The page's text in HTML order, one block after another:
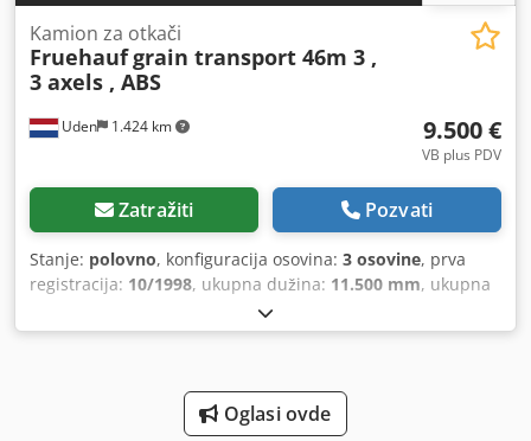
Uden 1.424 km
Kamion za otkači
Fruehaufgrain transport 46m 3 ,
3 axels , ABS
9.500 €
VB plus PDV
Zatražiti Pozvati
Stanje: polovno, konfiguracija osovina: 3 osovine, prva
registracija: 10/1998, ukupna dužina: 11.500 mm, ukupna
, ukupna visina:
parabolično lisnato opružje, dimenzija gume:315/65
masa: 5.820 kg Nosivost: 28.180 kg Dozvoljena ukupna
masa: 34.000 kg Chjdpfszg Ik Uex Abxsa Kiper: Pozadi
Oglasi ovde